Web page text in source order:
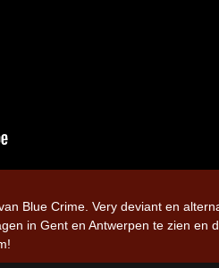
Blue Crime. Very deviant en
in Gent en Antwerpen te zien